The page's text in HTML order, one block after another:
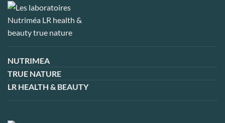
NUTRIMEA
TRUE NATURE
LR HEALTH & BEAUTY